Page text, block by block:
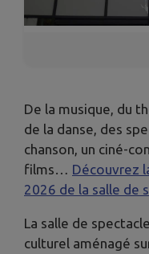
De la musique, du
de la danse, des
chanson, un ciné-
films… Découvrez
2026 de la salle de
La salle de
culturel aménagé